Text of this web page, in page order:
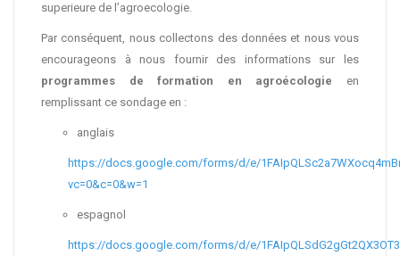
superieure de l’agroecologie.
Par conséquent, nous collectons des données et nous vous
encourageons à nous fournir des informations sur les
programmes de formation en agroécologie en
remplissant ce sondage en :
anglais
https://docs.google.com/forms/d/e/
vc=0&c=0&w=1
espagnol
https://docs.google.com/forms/d/e/